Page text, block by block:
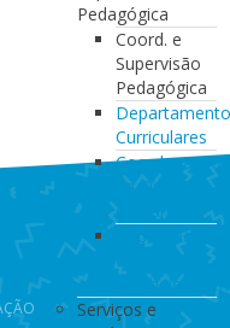
Pedagógica
Coord. e
Supervisão
Pedagógica
Curriculares
Coordenação
da Direção
de Turma
Coordenação
de
Serviços e